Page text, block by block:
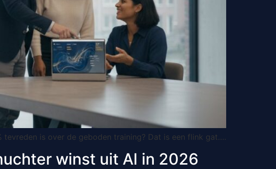
is over de geboden training? Dat is een flink gat….
winst uit AI in 2026